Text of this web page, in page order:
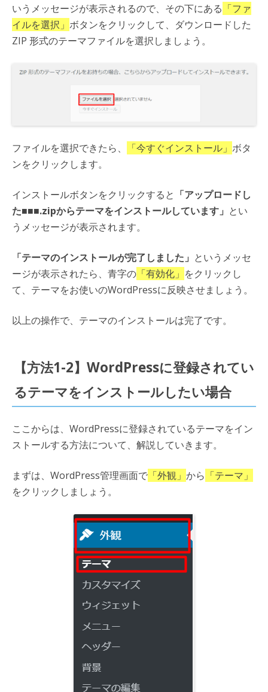
いうメッセージが表示されるので、その下にある 「ファ
イルを選択」 ボタンをクリックして、ダウンロードした
ZIP 形式のテーマファイルを選択しましょう。
ファイルを選択できたら、 「今すぐインストール」 ボタ
ンをクリックします。
インストールボタンをクリックすると 「アップロードし
た■■■.zipからテーマをインストールしています」 とい
うメッセージが表示されます。
「テーマのインストールが完了しました」 というメッセ
ージが表示されたら、青字の 「有効化」 をクリックし
て、テーマをお使いのWordPressに反映させましょう。
以上の操作で、テーマのインストールは完了です。
【方法1-2】WordPressに登録されてい
るテーマをインストールしたい場合
ここからは、WordPressに登録されているテーマをイン
ストールする方法について、解説していきます。
まずは、WordPress管理画面で 「外観」 から 「テーマ」
をクリックしましょう。